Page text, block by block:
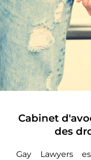
À
Cabinet
des
Gay Lawyers